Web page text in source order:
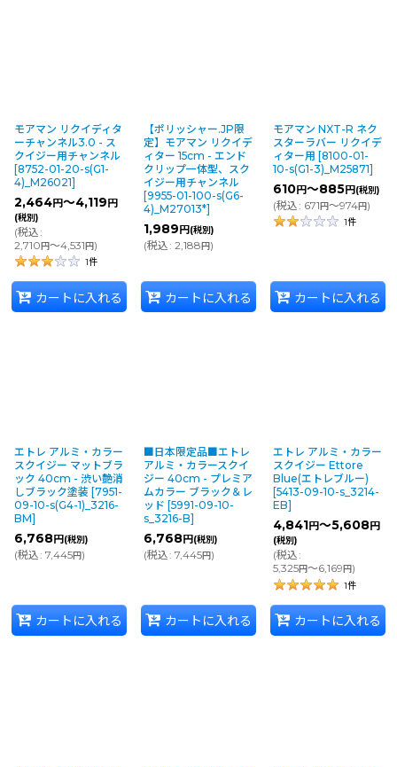
モアマン リクイディタ
ーチャンネル3.0 - ス
クイジー用チャンネル
[8752-01-20-s(G1-
4)_M26021]
2,464円～4,119円
(税別)
(税込:
2,710円～4,531円)
1件
カートに入れる
【ポリッシャー.JP限
定】モアマン リクイデ
ィター 15cm - エンド
クリップ一体型、スク
イジー用チャンネル
[9955-01-100-s(G6-
4)_M27013*]
1,989円(税別)
(税込: 2,188円)
カートに入れる
モアマン NXT-R ネク
スターラバー リクイデ
ィター用 [8100-01-
10-s(G1-3)_M25871]
610円～885円(税別)
(税込: 671円～974円)
1件
カートに入れる
エトレ アルミ・カラー
スクイジー マットブラ
ック 40cm - 渋い艶消
しブラック塗装 [7951-
09-10-s(G4-1)_3216-
BM]
6,768円 (税別)
(税込: 7,445円)
カートに入れる
■日本限定品■エトレ
アルミ・カラースクイ
ジー 40cm - プレミア
ムカラー ブラック＆レ
ッド [5991-09-10-
s_3216-B]
6,768円 (税別)
(税込: 7,445円)
カートに入れる
エトレ アルミ・カラー
スクイジー Ettore
Blue(エトレブルー)
[5413-09-10-s_3214-
EB]
4,841円～5,608円
(税別)
(税込:
5,325円～6,169 円)
1件
カートに入れる